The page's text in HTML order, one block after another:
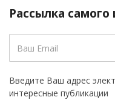
Рассылка самого
Введите Ваш адрес
интересные публикации